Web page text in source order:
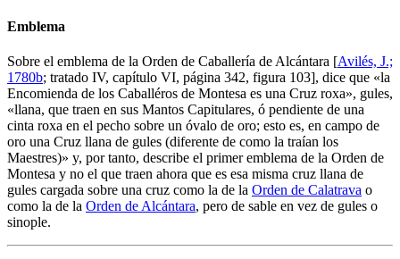
Emblema
Sobre el emblema de la Orden de Caballería de Alcántara [Avilés, J.;
1780b; tratado IV, capítulo VI, página 342, figura 103], dice que «la
Encomienda de los Caballéros de Montesa es una Cruz roxa», gules,
«llana, que traen en sus Mantos Capitulares, ó pendiente de una
cinta roxa en el pecho sobre un óvalo de oro; esto es, en campo de
oro una Cruz llana de gules (diferente de como la traían los
Maestres)» y, por tanto, describe el primer emblema de la Orden de
Montesa y no el que traen ahora que es esa misma cruz llana de
gules cargada sobre una cruz como la de la Orden de Calatrava o
como la de la Orden de Alcántara, pero de sable en vez de gules o
sinople.